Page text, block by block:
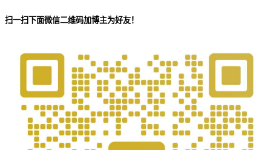
扫一扫下面微信二维码加博主为好友！